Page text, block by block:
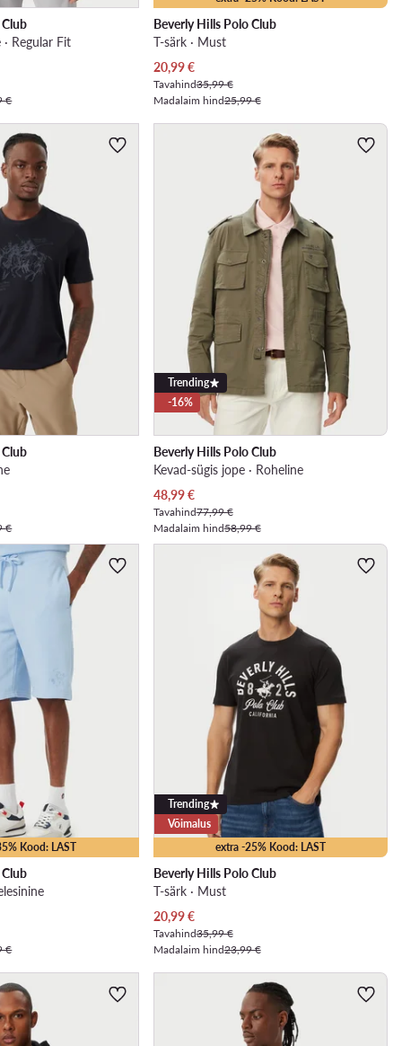
· Regular Fit
€
Beverly Hills Polo Club
T-särk · Must
Praegune hind
20,99€
Tavahind35,99 €
Madalaim hind25,99 €
€
Trending
-16%
Beverly Hills Polo Club
Kevad-sügis jope · Roheline
Praegune hind
48,99€
Tavahind77,99 €
Madalaim hind58,99 €
Kood: LAST
€
extra -25% Kood: LAST
Trending
Võimalus
Beverly Hills Polo Club
T-särk · Must
Praegune hind
20,99€
Tavahind35,99 €
Madalaim hind23,99 €